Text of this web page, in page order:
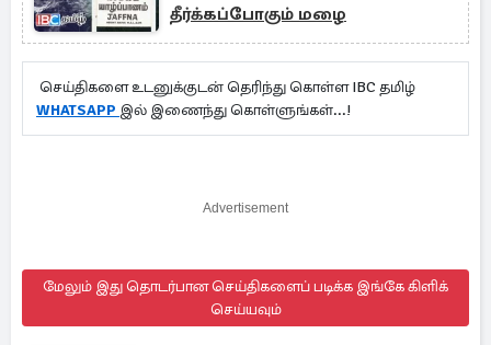
தீர்க்கப்போகும் மழை
செய்திகளை உடனுக்குடன் தெரிந்து கொள்ள IBC தமிழ்
WHATSAPP இல் இணைந்து கொள்ளுங்கள்...!
Advertisement
மேலும் இது தொடர்பான செய்திகளைப் படிக்க இங்கே கிளிக்
செய்யவும்